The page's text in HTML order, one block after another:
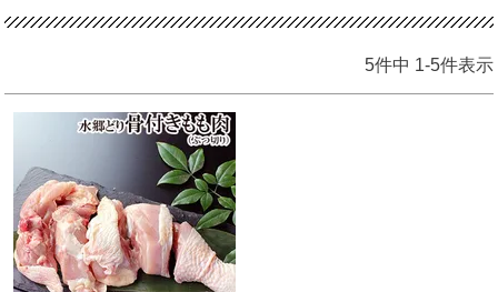
5件中 1-5件表示